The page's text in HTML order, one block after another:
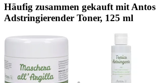
Häufig zusammen gekauft mit Antos
Adstringierender Toner, 125 ml